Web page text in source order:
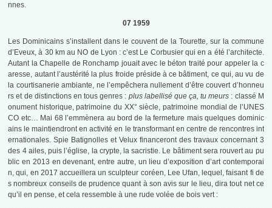
nnes.
07 1959
Les Dominicains s’installent dans le couvent de la Tourette, sur la commune
d’Eveux, à 30 km au NO de Lyon : c’est Le Corbusier qui en a été l’architecte.
Autant la Chapelle de Ronchamp jouait avec le béton traité pour appeler la c
aresse, autant l’austérité la plus froide préside à ce bâtiment, ce qui, au vu de
la courtisanerie ambiante, ne l’empêchera nullement d’être couvert d’honneu
rs et de distinctions en tous genres : plus labellisé que ça, tu meurs : classé M
onument historique, patrimoine du XX° siècle, patrimoine mondial de l’UNES
CO etc… Mai 68 l’emmènera au bord de la fermeture mais quelques dominic
ains le maintiendront en activité en le transformant en centre de rencontres int
ernationales. Spie Batignolles et Velux financeront des travaux concernant 3
des 4 ailes, puis l’église, la crypte, la sacristie. Le bâtiment sera rouvert au pu
blic en 2013 en devenant, entre autre, un lieu d’exposition d’art contemporai
n, qui, en 2017 accueillera un sculpteur coréen, Lee Ufan, lequel, faisant fi de
s nombreux conseils de prudence quant à son avis sur le lieu, dira tout net ce
qu’il en pense, et cela ressemble à une rude volée de bois vert :